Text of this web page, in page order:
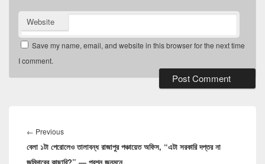
Website
Save my name, email, and website in this browser for the next time
I comment.
navigation
← PreviousPrevious
post:
বেলা ১টা পেরোলেও তালাবন্ধ রাজাপুর পঞ্চায়েত অফিস, “এটা সরকারি দপ্তর না